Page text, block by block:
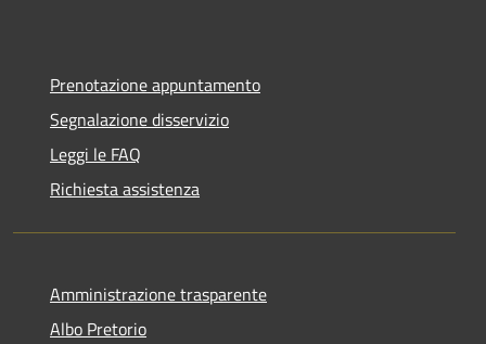
Prenotazione appuntamento
Segnalazione disservizio
Leggi le FAQ
Richiesta assistenza
Amministrazione trasparente
Albo Pretorio